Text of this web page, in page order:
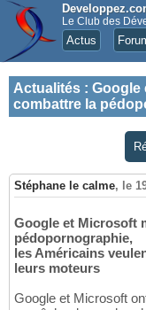
Le Club des
Actus
Actualités : Google
combattre la
Stéphane le calme, le
Google et Microsoft
pédopornographie,
les Américains
leurs moteurs
Google et Microsoft